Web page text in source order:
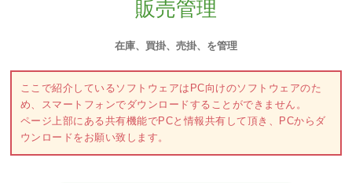
販売管理
在庫、買掛、売掛、を管理
ここで紹介しているソフトウェアはPC向けのソフトウェアのた
め、スマートフォンでダウンロードすることができません。
ページ上部にある共有機能でPCと情報共有して頂き、PCからダ
ウンロードをお願い致します。